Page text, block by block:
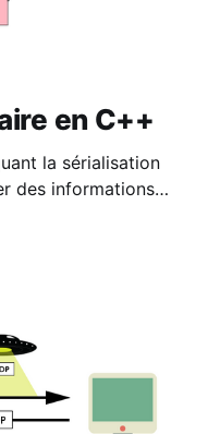
en C++
la sérialisation
des informations